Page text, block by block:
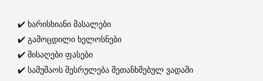
✔️ ხარისხიანი მასალები
✔️ გამოცდილი ხელოსნები
✔️ მისაღები ფასები
✔️ სამუშაოს შესრულება შეთანხმებულ ვადაში